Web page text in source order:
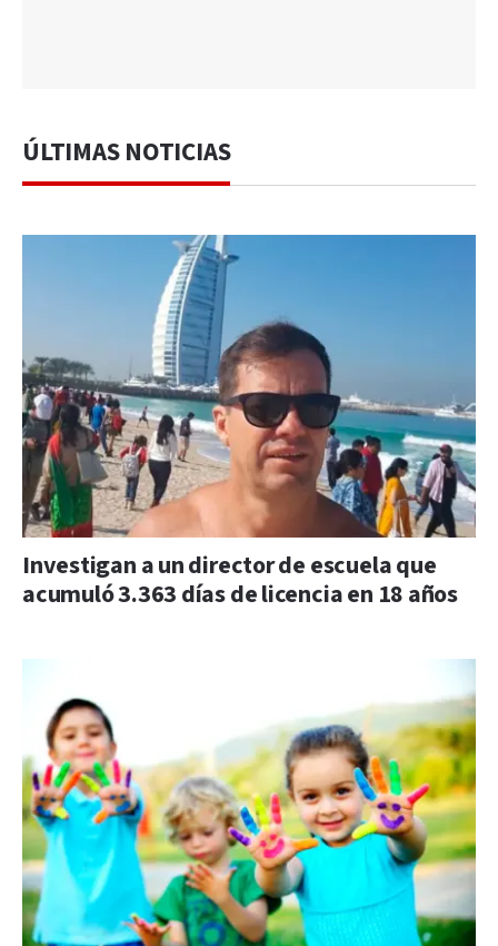
ÚLTIMAS NOTICIAS
Investigan a un director de escuela que
acumuló 3.363 días de licencia en 18 años